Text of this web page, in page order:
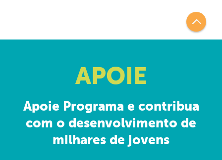
APOIE
Apoie Programa e contribua
com o desenvolvimento de
milhares de jovens